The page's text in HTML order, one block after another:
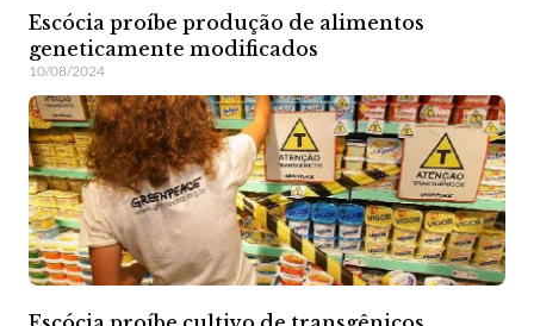
Escócia proíbe produção de alimentos
geneticamente modificados
10/08/2024